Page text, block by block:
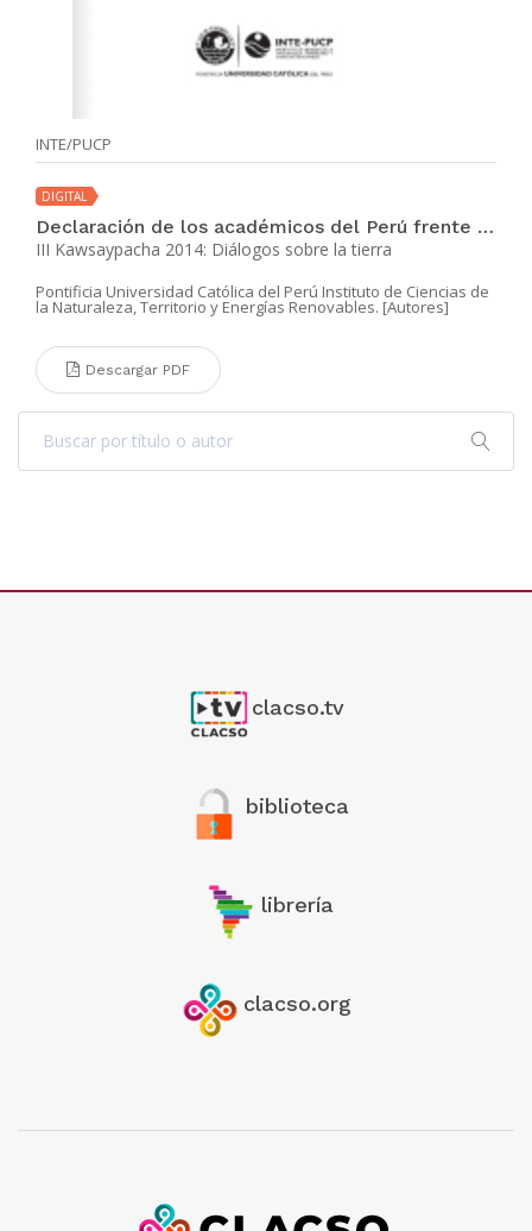
INTE/PUCP
DIGITAL
Declaración de los académicos del Perú frente a los desafíos del cambio climático y a propósito de la Vigésima Conferencia de las Partes.
III Kawsaypacha 2014: Diálogos sobre la tierra
Pontificia Universidad Católica del Perú Instituto de Ciencias de
la Naturaleza, Territorio y Energías Renovables. [Autores]
Descargar PDF
clacso.tv
biblioteca
librería
clacso.org